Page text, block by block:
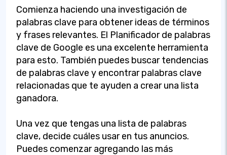
Comienza haciendo una investigación de
palabras clave para obtener ideas de términos
y frases relevantes. El Planificador de palabras
clave de Google es una excelente herramienta
para esto. También puedes buscar tendencias
de palabras clave y encontrar palabras clave
relacionadas que te ayuden a crear una lista
ganadora.
Una vez que tengas una lista de palabras
clave, decide cuáles usar en tus anuncios.
Puedes comenzar agregando las más